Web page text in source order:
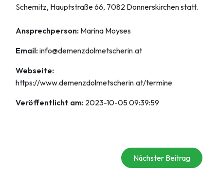
Schemitz, Hauptstraße 66, 7082 Donnerskirchen statt.
Ansprechperson: Marina Moyses
Email:info@demenzdolmetscherin.at
Webseite:
https://www.demenzdolmetscherin.at/termine
Veröffentlicht am: 2023-10-05 09:39:59
Nächster Beitrag